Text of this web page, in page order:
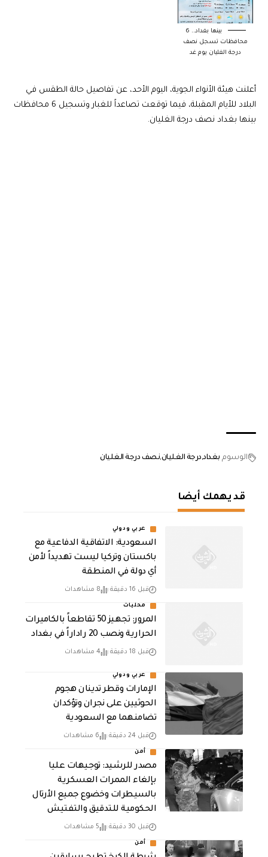
بينها بغداد.. 6
محافظات تسجل نصف
درجة الغليان يوم غد
أعلنت هيئة الأنواء الجوية، اليوم الأحد، عن تفاصيل حالة الطقس في
البلاد للأيام المقبلة، فيما توقعت تصاعداً للغبار وتسجيل 6 محافظات
بينها بغداد نصف درجة الغليان.
الوسوم بغداد درجة الغلياننصف درجة الغليان
قد يهمك أيضا
عربي ودولي
السعودية: الاتفاقية الدفاعية مع
باكستان وتركيا ليست تهديداً لأمن
أي دولة في المنطقة
قبل 16 دقيقة 8 مشاهدات
محليات
المرور: تجهيز 50 تقاطعاً بالكاميرات
الحرارية ونصب 20 راداراً في بغداد
قبل 18 دقيقة 4 مشاهدات
عربي ودولي
الإمارات وقطر تدينان هجوم
الحوثيين على نجران وتؤكدان
تضامنهما مع السعودية
قبل 24 دقيقة 6 مشاهدات
أمن
مصدر للرشيد: توجيهات عليا
بإلغاء الممرات العسكرية
بالسيطرات وخضوع جميع الأرتال
الحكومية للتدقيق والتفتيش
قبل 30 دقيقة 5 مشاهدات
أمن